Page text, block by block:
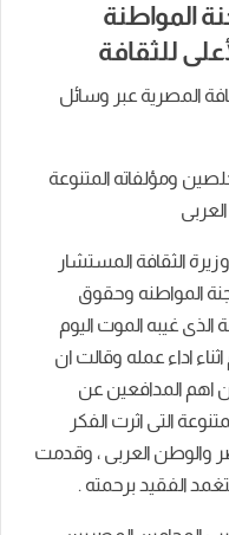
المواطنة
للثقافة
المصرية عبر وسائل
ومؤلفاته المتنوعة
الثقافة المستشار
المواطنه وحقوق
الذى غيبه الموت اليوم
مارس عن عمر ناهز 84 عام اثناء اداء عمله وقالت ان
اهم المدافعين عن
التى اثرت الفكر
والوطن العربى ، وقدمت
الفقيد برحمته .